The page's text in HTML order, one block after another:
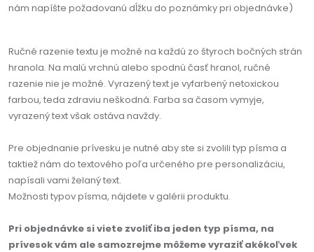
nám napíšte požadovanú dĺžku do poznámky pri objednávke)
Ručné razenie textu je možné na každú zo štyroch bočných strán
hranola. Na malú vrchnú alebo spodnú časť hranol, ručné
razenie nie je možné. Vyrazený text je vyfarbený netoxickou
farbou, teda zdraviu neškodná. Farba sa časom vymyje,
vyrazený text však ostáva navždy.
Pre objednanie prívesku je nutné aby ste si zvolili typ písma a
taktiež nám do textového poľa určeného pre personalizáciu,
napísali vami želaný text.
Možnosti typov písma, nájdete v galérii produktu.
Pri objednávke si viete zvoliť iba jeden typ písma, na
prívesok vám ale samozrejme môžeme vyraziť akékoľvek